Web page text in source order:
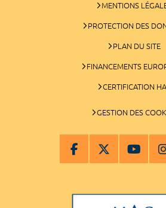
MENTIONS
PROTECTION DES
PLAN DU SITE
FINANCEMENTS
CERTIFICATION
GESTION DES